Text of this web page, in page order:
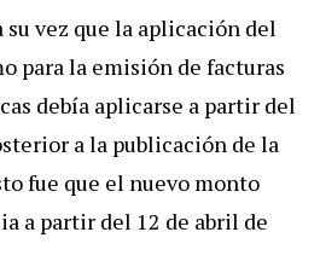
su vez que la aplicación del
para la emisión de facturas
debía aplicarse a partir del
a la publicación de la
fue que el nuevo monto
a partir del 12 de abril de